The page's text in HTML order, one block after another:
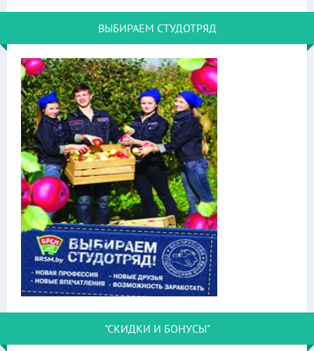
ВЫБИРАЕМ СТУДОТРЯД
"СКИДКИ И БОНУСЫ"